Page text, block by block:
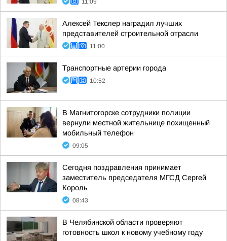
11:09
Алексей Текслер наградил лучших
представителей строительной отрасли
11:00
Транспортные артерии города
10:52
В Магнитогорске сотрудники полиции
вернули местной жительнице похищенный
мобильный телефон
09:05
Сегодня поздравления принимает
заместитель председателя МГСД Сергей
Король
08:43
В Челябинской области проверяют
готовность школ к новому учебному году